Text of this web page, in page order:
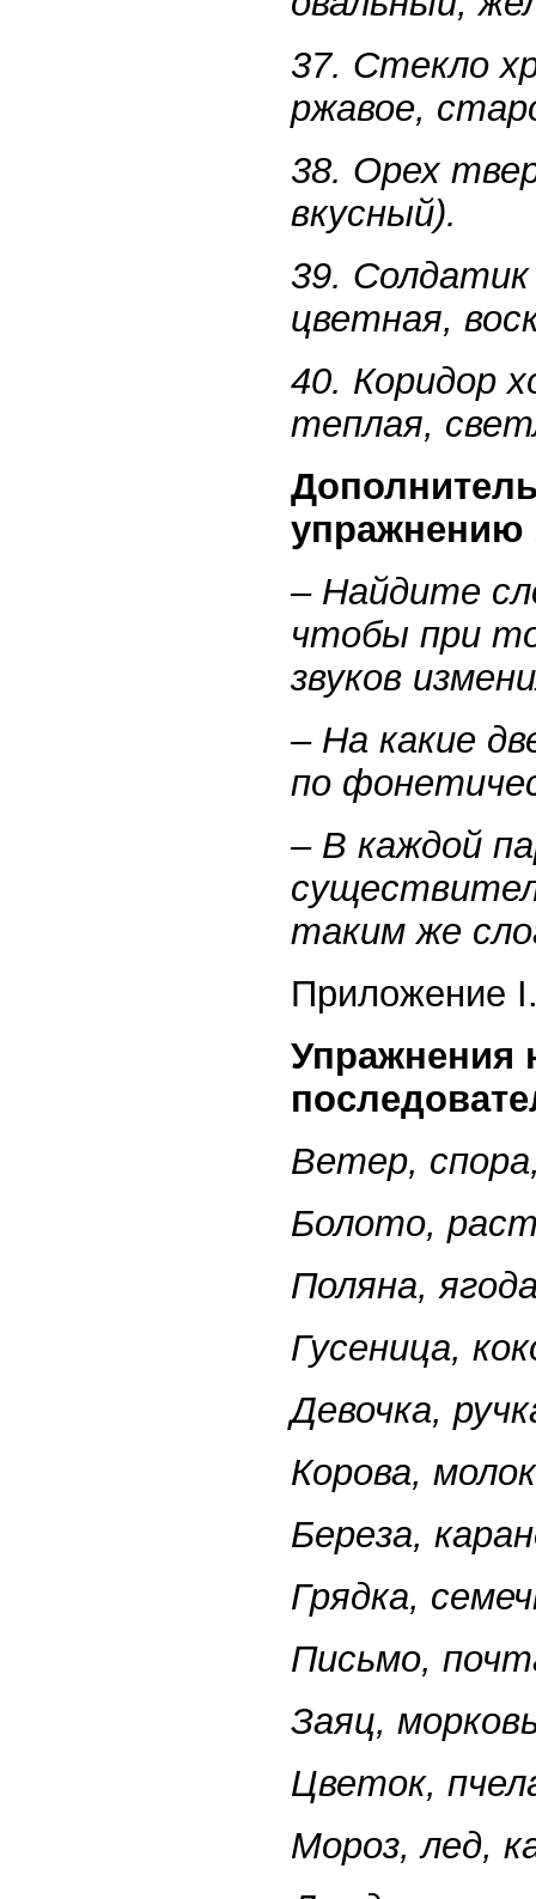
37. Стекло
ржавое,
38. Орех
вкусный).
39. Солдатик
цветная,
40. Коридор
теплая,
упражнению
– Найдите
чтобы при
звуков
– На какие
по
– В каждой
таким же
Приложение
Упражнения
Ветер,
Болото,
Поляна,
Гусеница,
Девочка,
Корова,
Береза,
Грядка,
Письмо,
Заяц,
Цветок,
Мороз, лед,